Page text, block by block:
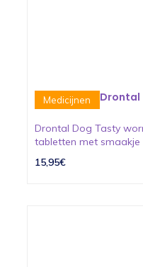
Medicijnen Drontal
Drontal Dog Tasty
tabletten met smaakje
15,95€